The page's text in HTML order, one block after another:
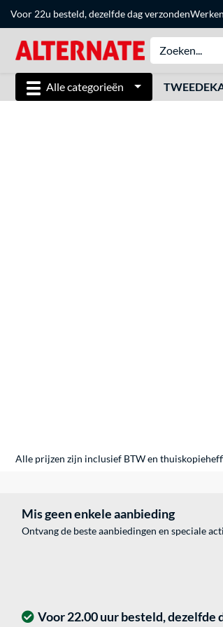
Voor 22u besteld, dezelfde dag verzonden
Alle categorieën
Alle prijzen zijn inclusief BTW en
Mis geen enkele aanbieding
Ontvang de beste aanbiedingen en speciale
Voor 22.00 uur besteld, dezelfde